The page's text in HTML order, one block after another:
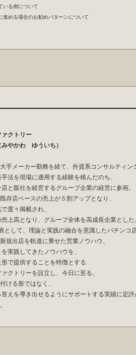
いる例について
進める場合のお勧めパターンについて
ロフィ
クトリー
やかわ ゆういち）
手メーカー勤務を経て、外資系コンサルティン
法を現場に適用する経験を積んだのち、
と販社を経営するグループ企業の経営に参画。
存店ベースの売上が５割アップとなり、
度々掲載され、
上高となり、グループ全体を高成長企業とした
として、理論と実践の融合を意識したパチンコ
規出店を軌道に乗せた営業ノウハウ、
実践してきたノウハウを、
で提供することを特徴とする
クトリーを設立し、今日に至る。
ける形ではなく、
えを導き出せるようにサポートする実績に定評